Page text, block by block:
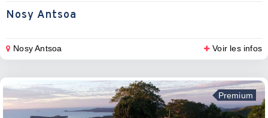
Nosy Antsoa
Nosy Antsoa Voir les infos
Premium